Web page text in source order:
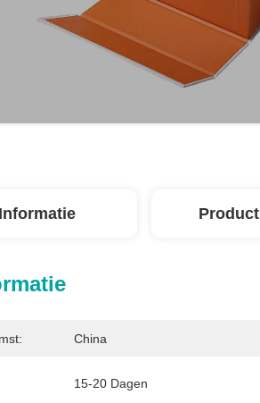
China
15-20 Dagen